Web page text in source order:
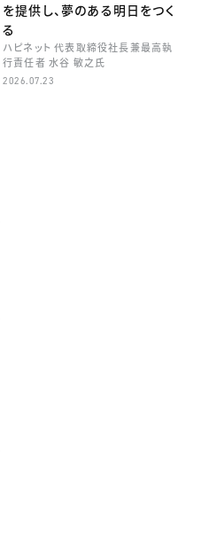
を提供し、夢のある明日をつく
る
ハピネット 代表取締役社長兼最高執
行責任者 水谷 敏之氏
2026.07.23